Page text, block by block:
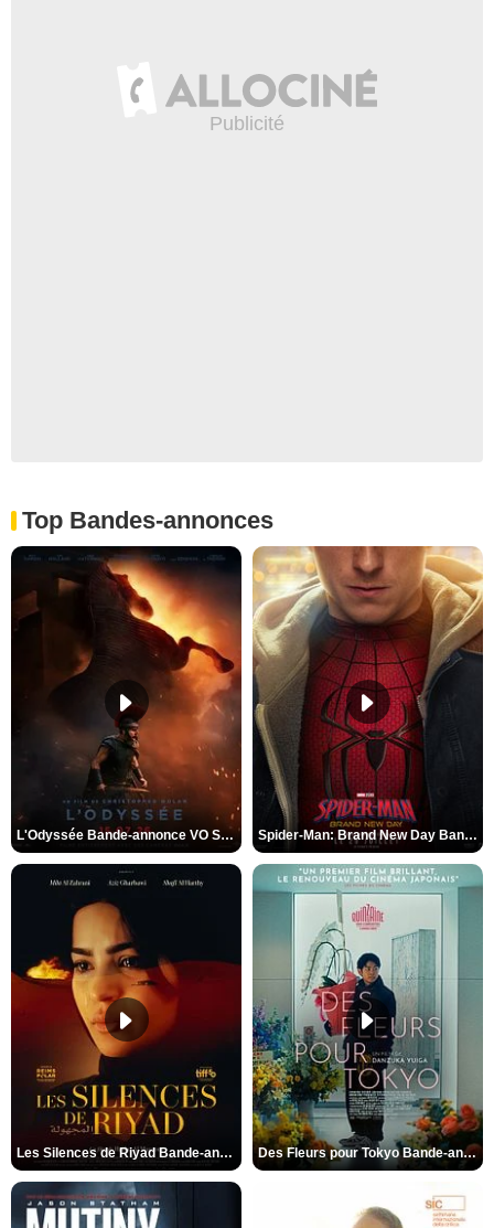
Top Bandes-annonces
L'Odyssée Bande-annonce VO STFR Spider-Man: Brand New Day Bande-annonce VO STFR
Les Silences de Riyad Bande-annonce VO STFR Des Fleurs pour Tokyo Bande-annonce VO STFR